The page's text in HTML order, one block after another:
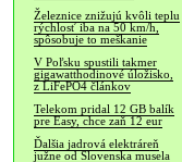
Železnice znižujú kvôli teplu
rýchlosť iba na 50 km/h,
spôsobuje to meškanie
V Poľsku spustili takmer
gigawatthodinové úložisko,
z LiFePO4 článkov
Telekom pridal 12 GB balík
pre Easy, chce zaň 12 eur
Ďalšia jadrová elektráreň
južne od Slovenska musela